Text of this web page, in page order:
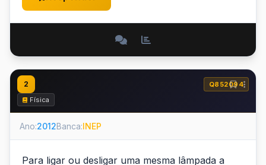
2
Q852094
Física
Ano:2012Banca:INEP
Para ligar ou desligar uma mesma lâmpada a